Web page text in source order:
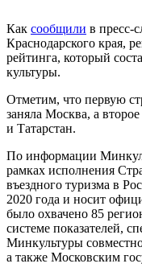
Как сообщили в пресс-
Краснодарского края,
рейтинга, который
культуры.
Отметим, что первую
заняла Москва, а
и Татарстан.
По информации
рамках исполнения
въездного туризма в
2020 года и носит
было охвачено 85
системе показателей,
Минкультуры
а также Московским